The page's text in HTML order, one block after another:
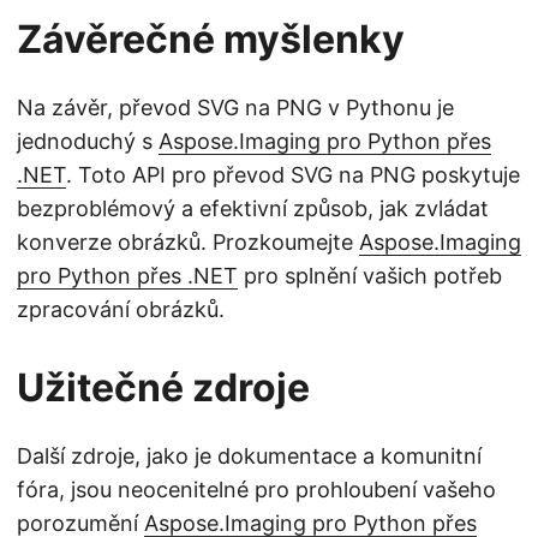
Závěrečné myšlenky
Na závěr, převod SVG na PNG v Pythonu je
jednoduchý s Aspose.Imaging pro Python přes
.NET. Toto API pro převod SVG na PNG poskytuje
bezproblémový a efektivní způsob, jak zvládat
konverze obrázků. Prozkoumejte Aspose.Imaging
pro Python přes .NET pro splnění vašich potřeb
zpracování obrázků.
Užitečné zdroje
Další zdroje, jako je dokumentace a komunitní
fóra, jsou neocenitelné pro prohloubení vašeho
porozumění Aspose.Imaging pro Python přes